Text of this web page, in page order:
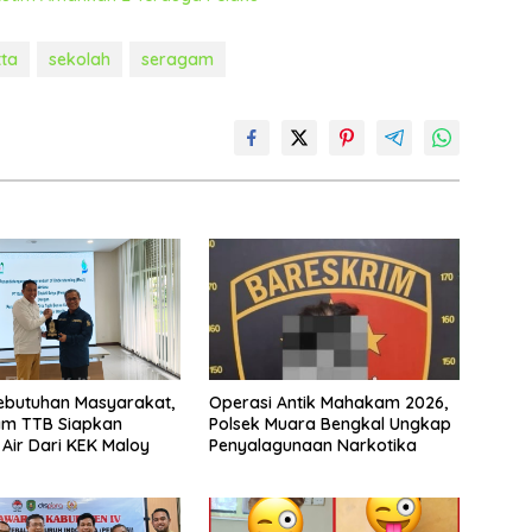
sekolah seragam
Masyarakat,
TTB Siapkan
Dari KEK Maloy
Operasi Antik Mahakam 2026,
Polsek Muara Bengkal Ungkap
Penyalagunaan Narkotika